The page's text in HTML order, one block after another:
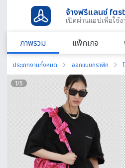
จ้างฟรีแลนซ์
เปิดผ่านแอปเพื่อใช้
ภาพรวม แพ็กเกจ
ประเภทงานทั้งหมด ออกแบบกราฟิก
1/5